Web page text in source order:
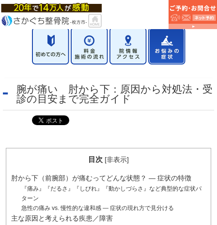
腕が痛い 肘から下：原因から対処法・受
診の目安まで完全ガイド
目次 [非表示]
肘から下（前腕部）が痛むってどんな状態？ — 症状の特徴
『痛み』『だるさ』『しびれ』『動かしづらさ』など典型的な症状パ
ターン
急性の痛み vs. 慢性的な違和感 — 症状の現れ方で見分ける
主な原因と考えられる疾患／障害